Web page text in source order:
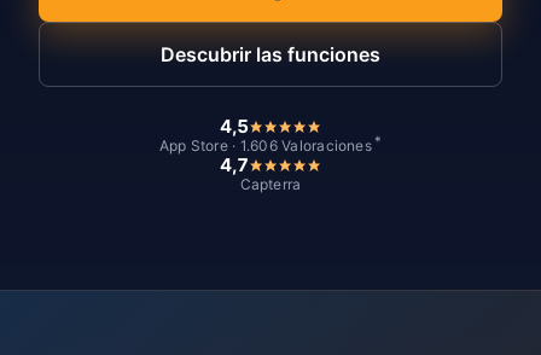
Descubrir las funciones
4,5
App Store · 1.606 Valoraciones *
4,7
Capterra